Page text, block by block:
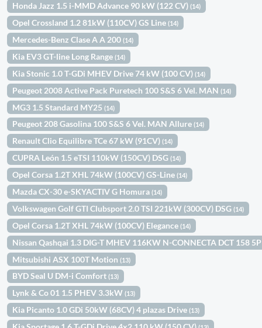
Honda Jazz 1.5 i-MMD Advance 90 kW (122 CV)(14)
Opel Crossland 1.2 81kW (110CV) GS Line(14)
Mercedes-Benz Clase A A 200(14)
Kia EV3 GT-line Long Range(14)
Kia Stonic 1.0 T-GDi MHEV Drive 74 kW (100 CV)(14)
Peugeot 2008 Active Pack Puretech 100 S&S 6 Vel. MAN(14)
MG3 1.5 Standard MY25(14)
Peugeot 208 Gasolina 100 S&S 6 Vel. MAN Allure(14)
Renault Clio Equilibre TCe 67 kW (91CV)(14)
CUPRA León 1.5 eTSI 110kW (150CV) DSG(14)
Opel Corsa 1.2T XHL 74kW (100CV) GS-Line(14)
Mazda CX-30 e-SKYACTIV G Homura(14)
Volkswagen Golf GTI Clubsport 2.0 TSI 221kW (300CV) DSG(14)
Opel Corsa 1.2T XHL 74kW (100CV) Elegance(14)
Nissan Qashqai 1.3 DIG-T MHEV 116KW N-CONNECTA DCT 158
Mitsubishi ASX 100T Motion(13)
BYD Seal U DM-i Comfort(13)
Lynk & Co 01 1.5 PHEV 3.3kW(13)
Kia Picanto 1.0 GDi 50kW (68CV) 4 plazas Drive(13)